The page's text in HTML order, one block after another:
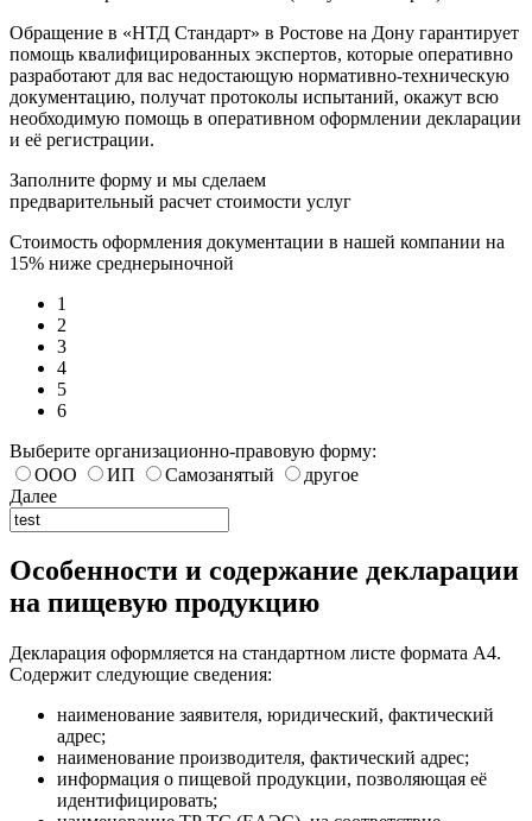
Обращение в «НТД Стандарт» в Ростове на Дону гарантирует
помощь квалифицированных экспертов, которые оперативно
разработают для вас недостающую нормативно-техническую
документацию, получат протоколы испытаний, окажут всю
необходимую помощь в оперативном оформлении декларации
и её регистрации.
Заполните форму и мы сделаем
предварительный расчет стоимости услуг
Стоимость оформления документации в нашей компании на
15% ниже среднерыночной
1
2
3
4
5
6
Выберите организационно-правовую форму:
ООО
ИП Самозанятый
другое
Далее
Особенности и содержание декларации
на пищевую продукцию
Декларация оформляется на стандартном листе формата А4.
Содержит следующие сведения:
наименование заявителя, юридический, фактический
адрес;
наименование производителя, фактический адрес;
информация о пищевой продукции, позволяющая её
идентифицировать;